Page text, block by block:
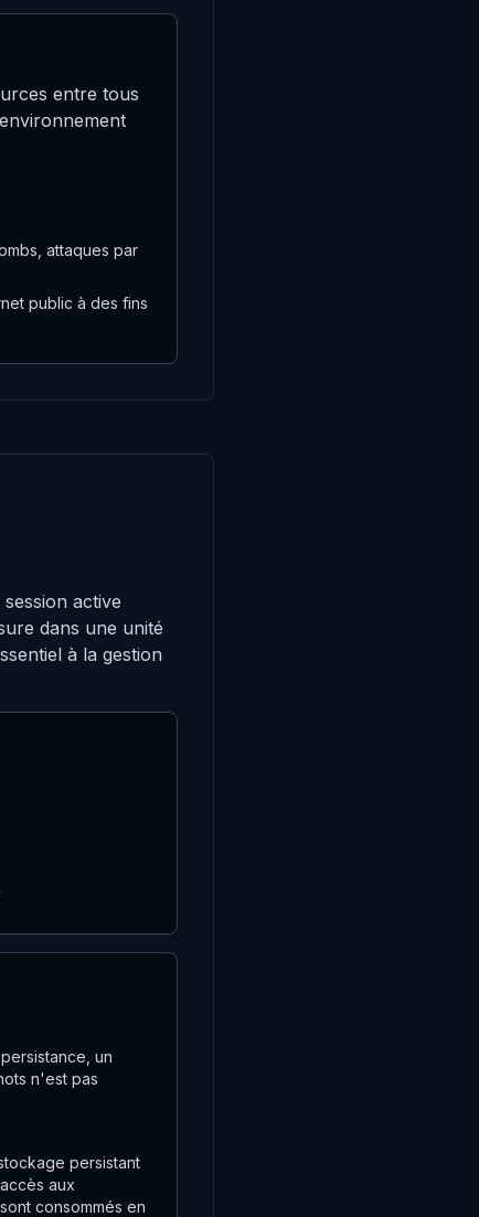
entre tous
attaques par
public à des fins
active
dans une unité
à la gestion
un
n'est pas
persistant
aux
consommés en